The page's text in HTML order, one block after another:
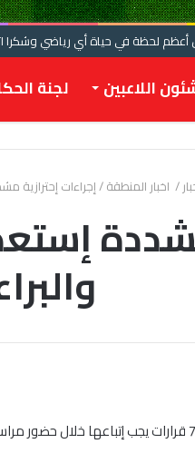
لحظة في حياة أي رياضي وشكرا
اللاعبين لجنة
/ اخبار المنطقة/إجراءات إحترازية